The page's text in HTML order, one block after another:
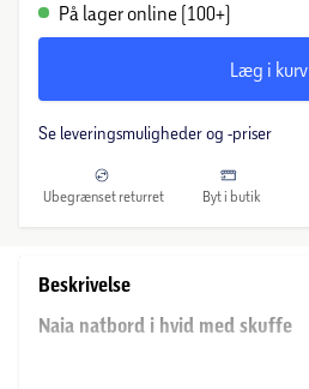
På lager online (100+)
Læg i kurv
Se leveringsmuligheder og -priser
Ubegrænset returret Byt i butik
Beskrivelse
Naia natbord i hvid med skuffe